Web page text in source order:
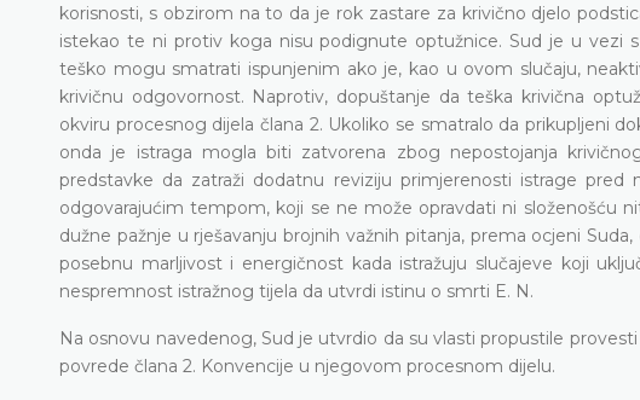
korisnosti, s obzirom na to da je rok zastare za krivično djelo
istekao te ni protiv koga nisu podignute optužnice. Sud je u vezi
teško mogu smatrati ispunjenim ako je, kao u ovom slučaju,
krivičnu odgovornost. Naprotiv, dopuštanje da teška krivična
okviru procesnog dijela člana 2. Ukoliko se smatralo da prikupljeni
onda je istraga mogla biti zatvorena zbog nepostojanja
predstavke da zatraži dodatnu reviziju primjerenosti istrage
odgovarajućim tempom, koji se ne može opravdati ni složenošću
dužne pažnje u rješavanju brojnih važnih pitanja, prema ocjeni
posebnu marljivost i energičnost kada istražuju slučajeve koji
nespremnost istražnog tijela da utvrdi istinu o smrti E. N.
Na osnovu navedenog, Sud je utvrdio da su vlasti propustile
povrede člana 2. Konvencije u njegovom procesnom dijelu.